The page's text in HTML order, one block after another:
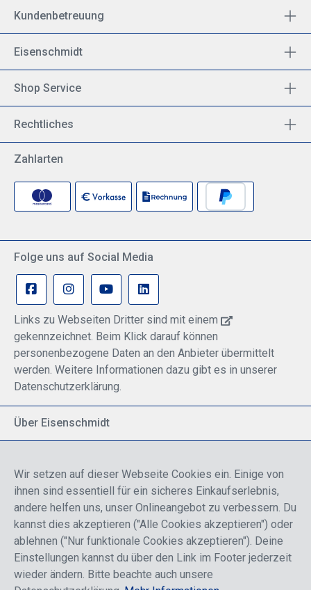
Kundenbetreuung
Eisenschmidt
Shop Service
Rechtliches
Zahlarten
Folge uns auf Social Media
Links zu Webseiten Dritter sind mit einem
gekennzeichnet. Beim Klick darauf können
personenbezogene Daten an den Anbieter übermittelt
werden. Weitere Informationen dazu gibt es in unserer
Datenschutzerklärung.
Über Eisenschmidt
Breite Palette von Luftfahrtprodukten
Fokus auf Pilotenausbildung
Sicher einkaufen
Wir setzen auf dieser Webseite Cookies ein. Einige von
ihnen sind essentiell für ein sicheres Einkaufserlebnis,
andere helfen uns, unser Onlineangebot zu verbessern. Du
kannst dies akzeptieren ("Alle Cookies akzeptieren") oder
ablehnen ("Nur funktionale Cookies akzeptieren"). Deine
Einstellungen kannst du über den Link im Footer jederzeit
wieder ändern. Bitte beachte auch unsere